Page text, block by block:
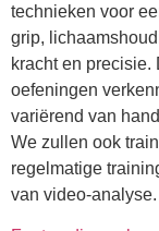
technieken voor
grip,
kracht en
oefeningen
variërend van
We zullen ook
regelmatige
van video-analyse.